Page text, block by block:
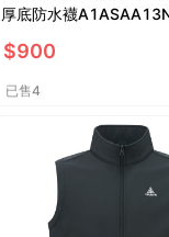
厚底防水襪
$900
已售4